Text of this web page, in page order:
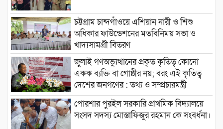
চট্টগ্রাম চান্দগাঁওয়ে এশিয়ান নারী ও শিশু
অধিকার ফাউন্ডেশনের মতবিনিময় সভা ও
খাদ্যসামগ্রী বিতরণ
জুলাই গণঅভ্যুত্থানের প্রকৃত কৃতিত্ব কোনো
একক ব্যক্তি বা গোষ্ঠীর নয়; বরং এই কৃতিত্ব
দেশের জনগণের : তথ্য ও সম্প্রচারমন্ত্রী
পোরশার পুরইল সরকারি প্রাথমিক বিদ্যালয়ে
সংসদ সদস্য মোস্তাফিজুর রহমান কে সংবর্ধনা।